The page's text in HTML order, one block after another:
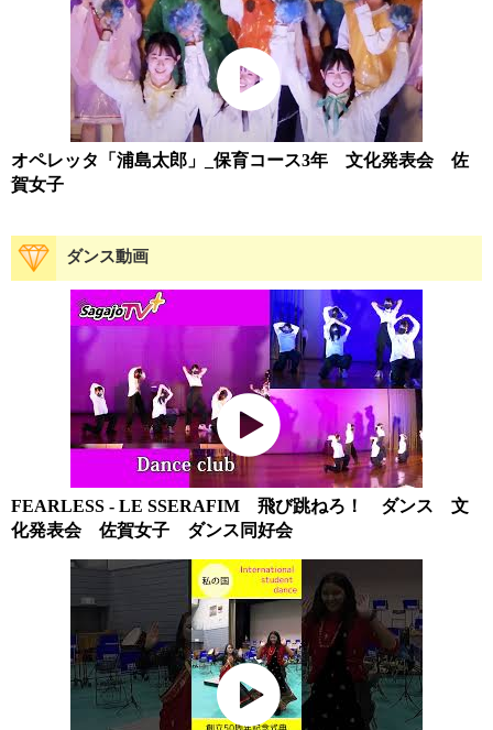
オペレッタ「浦島太郎」_保育コース3年 文化発表会 佐
賀女子
ダンス動画
FEARLESS - LE SSERAFIM 飛び跳ねろ！ ダンス 文
化発表会 佐賀女子 ダンス同好会